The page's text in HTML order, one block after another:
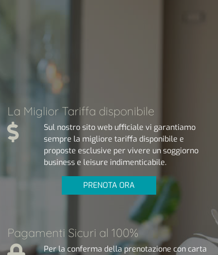
lieti…
La Miglior Tariffa disponibile
Sul nostro sito web ufficiale vi garantiamo
sempre la migliore tariffa disponibile e
proposte esclusive per vivere un soggiorno
business e leisure indimenticabile.
PRENOTA ORA
Pagamenti Sicuri al 100%
Per la conferma della prenotazione con carta